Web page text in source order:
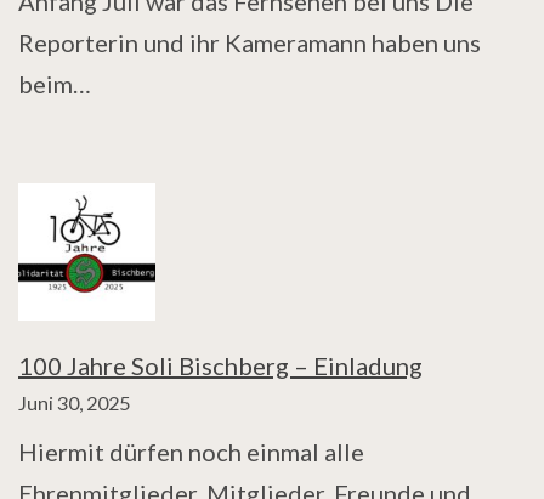
Reporterin und ihr Kameramann haben uns
beim…
100 Jahre Soli Bischberg – Einladung
Juni 30, 2025
Hiermit dürfen noch einmal alle